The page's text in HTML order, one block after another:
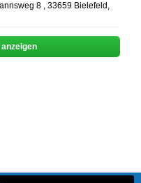
8 , 33659 Bielefeld,